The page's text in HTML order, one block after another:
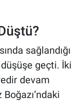
sağlandığı
geçti. İki
devam